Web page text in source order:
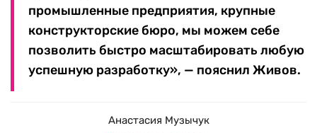
промышленные предприятия, крупные
конструкторские бюро, мы можем себе
позволить быстро масштабировать любую
успешную разработку», — пояснил Живов.
Анастасия Музычук